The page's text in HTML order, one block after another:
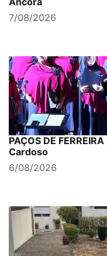
7/08/2026
PAÇOS DE
Cardoso
6/08/2026